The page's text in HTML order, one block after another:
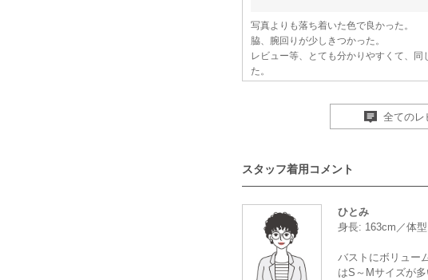
写真よりも落ち着いた色で良かった。
脇、腕回りが少しきつかった。
レビュー等、とても分かりやすくて、
た。
MAYGLOBE Veil Hermoso luxe
とてもぴったり
全てのレ
スタッフ着用コメント
ひとみ
身長: 163cm／体
バストにボリュー
はS～Mサイズが